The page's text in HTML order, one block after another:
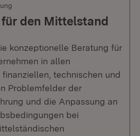
den Mittelstand
konzeptionelle Beratung für
in allen
technischen und
Problemfelder der
und die Anpassung an
bei